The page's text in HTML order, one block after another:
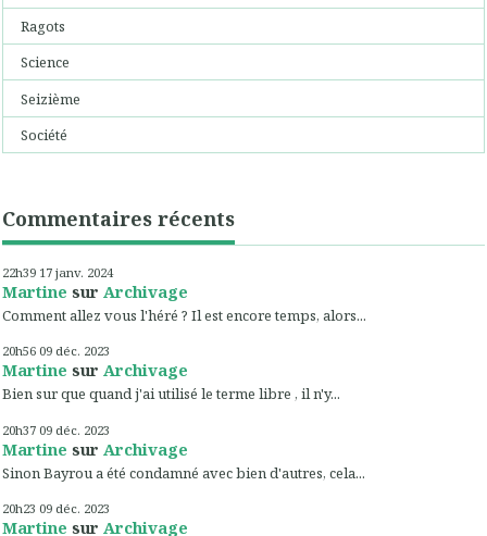
Ragots
Science
Seizième
Société
Commentaires récents
22h39 17 janv. 2024
Martine sur Archivage
Comment allez vous l'héré ? Il est encore temps, alors...
20h56 09 déc. 2023
Martine sur Archivage
Bien sur que quand j'ai utilisé le terme libre , il n'y...
20h37 09 déc. 2023
Martine sur Archivage
Sinon Bayrou a été condamné avec bien d'autres, cela...
20h23 09 déc. 2023
Martine sur Archivage